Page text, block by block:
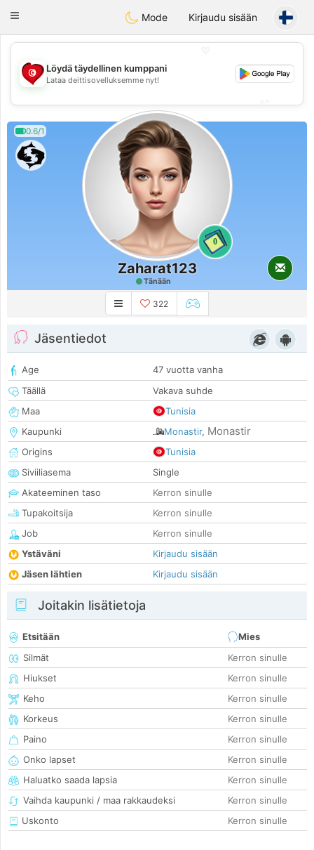
Tunisia Dating
Toggle
Mode Kirjaudu sisään
💖
💕
Löydä täydellinen kumppani
Lataa deittisovelluksemme nyt!
0.6/1
0
Zaharat123
Tänään
322
Jäsentiedot
Age
47 vuotta vanha
Täällä
Vakava suhde
Maa
Tunisia
Kaupunki
Monastir, Monastir
Origins
Tunisia
Siviiliasema
Single
Akateeminen taso
Kerron sinulle
Tupakoitsija
Kerron sinulle
Job
Kerron sinulle
Ystäväni
Kirjaudu sisään
Jäsen lähtien
Kirjaudu sisään
Joitakin lisätietoja
Etsitään
Mies
Silmät
Kerron sinulle
Hiukset
Kerron sinulle
Keho
Kerron sinulle
Korkeus
Kerron sinulle
Paino
Kerron sinulle
Onko lapset
Kerron sinulle
Haluatko saada lapsia
Kerron sinulle
Vaihda kaupunki / maa rakkaudeksi
Kerron sinulle
Uskonto
Kerron sinulle